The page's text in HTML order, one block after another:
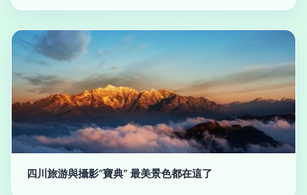
四川旅游與攝影“寶典” 最美景色都在這了